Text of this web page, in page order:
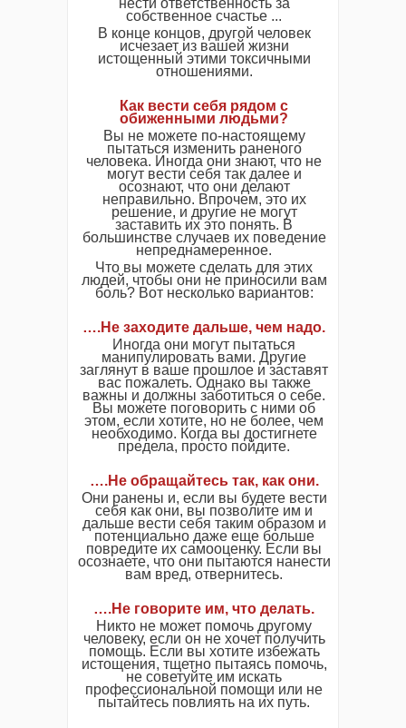
нести ответственность за
собственное счастье ...
В конце концов, другой человек
исчезает из вашей жизни
истощенный этими токсичными
отношениями.
Как вести себя рядом с
обиженными людьми?
Вы не можете по-настоящему
пытаться изменить раненого
человека. Иногда они знают, что не
могут вести себя так далее и
осознают, что они делают
неправильно. Впрочем, это их
решение, и другие не могут
заставить их это понять. В
большинстве случаев их поведение
непреднамеренное.
Что вы можете сделать для этих
людей, чтобы они не приносили вам
боль? Вот несколько вариантов:
….Не заходите дальше, чем надо.
Иногда они могут пытаться
манипулировать вами. Другие
заглянут в ваше прошлое и заставят
вас пожалеть. Однако вы также
важны и должны заботиться о себе.
Вы можете поговорить с ними об
этом, если хотите, но не более, чем
необходимо. Когда вы достигнете
предела, просто пойдите.
….Не обращайтесь так, как они.
Они ранены и, если вы будете вести
себя как они, вы позволите им и
дальше вести себя таким образом и
потенциально даже еще больше
повредите их самооценку. Если вы
осознаете, что они пытаются нанести
вам вред, отвернитесь.
….Не говорите им, что делать.
Никто не может помочь другому
человеку, если он не хочет получить
помощь. Если вы хотите избежать
истощения, тщетно пытаясь помочь,
не советуйте им искать
профессиональной помощи или не
пытайтесь повлиять на их путь.